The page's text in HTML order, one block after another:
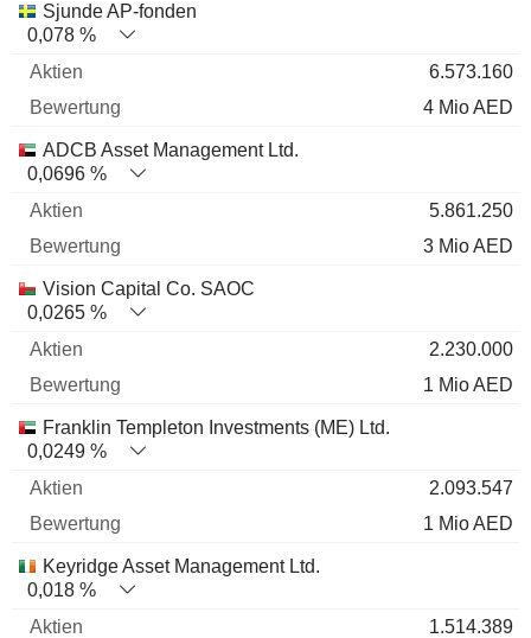
Sjunde AP-fonden
0,078 %
6.573.160
4 Mio AED
ADCB Asset Management Ltd.
0,0696 %
5.861.250
3 Mio AED
Vision Capital Co. SAOC
0,0265 %
2.230.000
1 Mio AED
Franklin Templeton Investments (ME) Ltd.
0,0249 %
2.093.547
1 Mio AED
Keyridge Asset Management Ltd.
0,018 %
1.514.389